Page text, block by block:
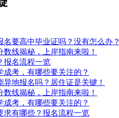
要高中毕业证吗？没有怎么办？
线揭秘，上岸指南来啦！
报名流程一览
考，有哪些要关注的？
地报名吗？居住证是关键！
线揭秘，上岸指南来啦！
考，有哪些要关注的？
求有哪些？报名流程一览